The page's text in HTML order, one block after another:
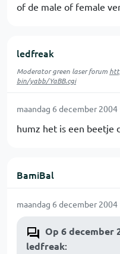
of de male of female
ledfreak
Moderator green laser forum
bin/yabb/YaBB.cgi
maandag 6 december 2004
humz het is een beetje
BamiBal
maandag 6 december 2004
Op 6 december
ledfreak: